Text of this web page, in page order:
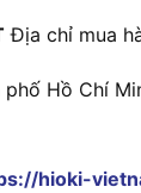
Địa chỉ mua
Hồ Chí
hioki-